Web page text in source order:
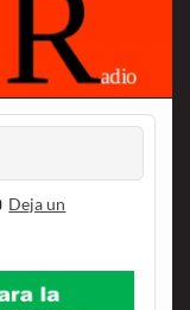
Deja un